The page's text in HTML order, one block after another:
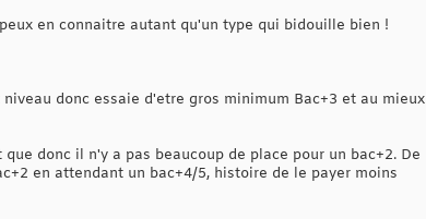
en connaitre autant qu'un type qui bidouille bien !
donc essaie d'etre gros minimum Bac+3 et au mieux
donc il n'y a pas beaucoup de place pour un bac+2. De
en attendant un bac+4/5, histoire de le payer moins